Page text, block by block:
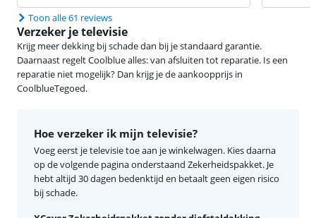
Toon alle 61 reviews
Verzeker je televisie
Krijg meer dekking bij schade dan bij je standaard garantie.
Daarnaast regelt Coolblue alles: van afsluiten tot reparatie. Is een
reparatie niet mogelijk? Dan krijg je de aankoopprijs in
CoolblueTegoed.
Hoe verzeker ik mijn televisie?
Voeg eerst je televisie toe aan je winkelwagen. Kies daarna
op de volgende pagina onderstaand Zekerheidspakket. Je
hebt altijd 30 dagen bedenktijd en betaalt geen eigen risico
bij schade.